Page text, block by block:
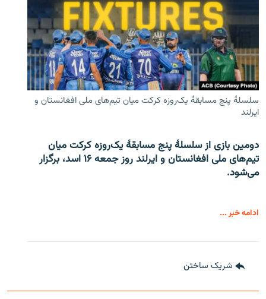
سلسلۀ پنج مسابقۀ یک‌روزه کرکت میان تیم‌های ملی افغانستان و
ایرلند
دومین بازی از سلسلۀ پنج مسابقۀ یک‌روزه کرکت میان
تیم‌های ملی افغانستان و ایرلند روز جمعه ۱۶ اسد، برگزار
می‌شود.
ادامه خبر ...
شریک ساختن